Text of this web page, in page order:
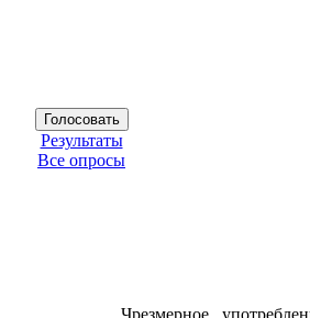
Результаты
Все опросы
Чрезмерное